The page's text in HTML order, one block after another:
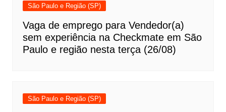
São Paulo e Região (SP)
Vaga de emprego para Vendedor(a)
sem experiência na Checkmate em São
Paulo e região nesta terça (26/08)
São Paulo e Região (SP)